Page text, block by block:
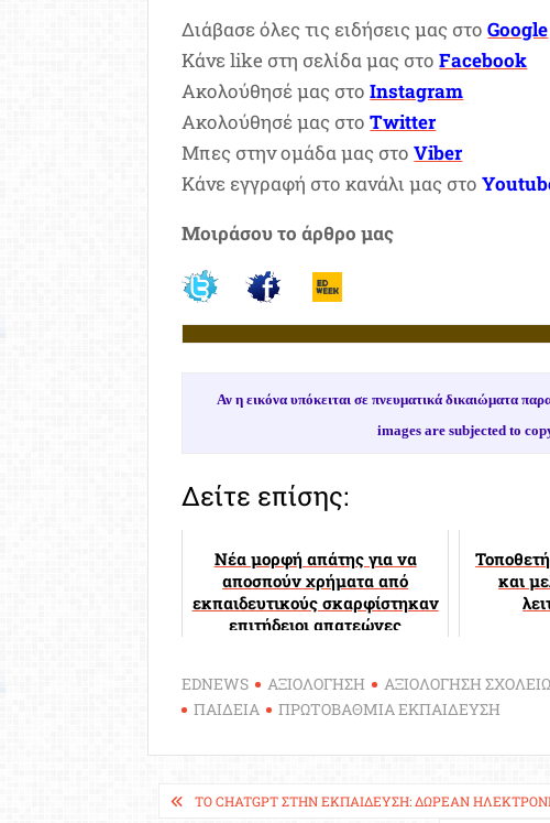
Διάβασε όλες τις ειδήσεις μας στοGoogle
Κάνε like στη σελίδα μας στοFacebook
Ακολούθησέ μας στοInstagram
Ακολούθησέ μας στοTwitter
Μπες στην ομάδα μας στοViber
Κάνε εγγραφή στο κανάλι μας στο
Μοιράσου το άρθρο μας
Αν η εικόνα υπόκειται σε πνευματικά δικαιώματα
images are subjected to
Δείτε επίσης:
Νέα μορφή απάτης για να
αποσπούν χρήματα από
εκπαιδευτικούς σκαρφίστηκαν
επιτήδειοι απατεώνες
και
EDNEWS ΑΞΙΟΛΟΓΗΣΗ ΑΞΙΟΛΟΓΗΣΗ
ΠΑΙΔΕΙΑ
ΠΡΩΤΟΒΑΘΜΙΑ ΕΚΠΑΙΔΕΥΣΗ
Πλοήγηση
ΤΟ CHATGPT ΣΤΗΝ ΕΚΠΑΊΔΕΥΣΗ: ΔΩΡΕΆΝ